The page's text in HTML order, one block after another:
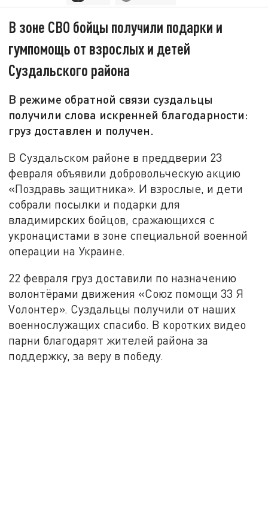
В зоне СВО бойцы получили подарки и
гумпомощь от взрослых и детей
Суздальского района
В режиме обратной связи суздальцы
получили слова искренней благодарности:
груз доставлен и получен.
В Суздальском районе в преддверии 23
февраля объявили добровольческую акцию
«Поздравь защитника». И взрослые, и дети
собрали посылки и подарки для
владимирских бойцов, сражающихся с
укронацистами в зоне специальной военной
операции на Украине.
22 февраля груз доставили по назначению
волонтёрами движения «Союz помощи 33 Я
Vолонтер». Суздальцы получили от наших
военнослужащих спасибо. В коротких видео
парни благодарят жителей района за
поддержку, за веру в победу.